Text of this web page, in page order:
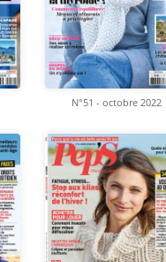
N°51 - octobre 2022